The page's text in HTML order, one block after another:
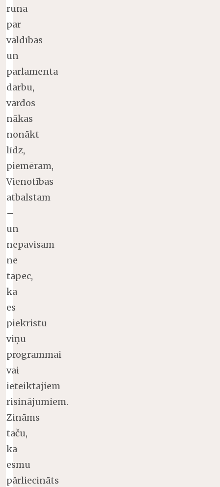
runa
par
valdības
un
parlamenta
darbu,
vārdos
nākas
nonākt
līdz,
piemēram,
Vienotības
atbalstam
–
un
nepavisam
ne
tāpēc,
ka
es
piekristu
viņu
programmai
vai
ieteiktajiem
risinājumiem.
Zināms
taču,
ka
esmu
pārliecināts